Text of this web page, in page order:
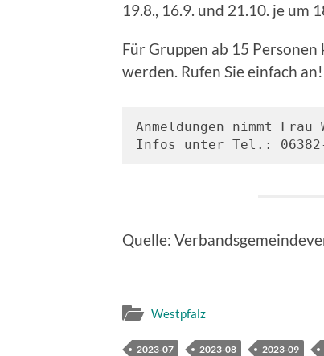
19.8., 16.9. und 21.10. je um
Für Gruppen ab 15
werden. Rufen Sie einfach an!
Anmeldungen nimmt
Infos unter Tel.:
Quelle:
Westpfalz
2023-07 2023-08 2023-09